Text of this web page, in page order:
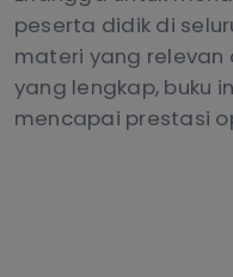
peserta didik di
materi yang
yang lengkap, buku
mencapai prestasi